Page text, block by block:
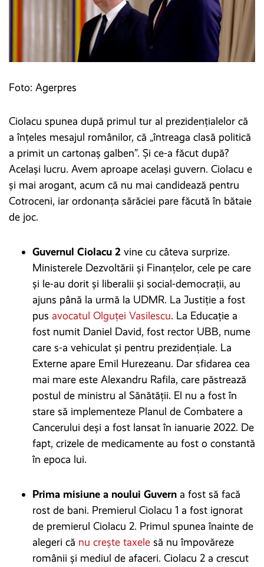
Foto: Agerpres
Ciolacu spunea după primul tur al prezidențialelor că
a înțeles mesajul românilor, că „întreaga clasă politică
a primit un cartonaș galben”. Și ce-a făcut după?
Același lucru. Avem aproape același guvern. Ciolacu e
și mai arogant, acum că nu mai candidează pentru
Cotroceni, iar ordonanța sărăciei pare făcută în bătaie
de joc.
Guvernul Ciolacu 2 vine cu câteva surprize.
Ministerele Dezvoltării și Finanțelor, cele pe care
și le-au dorit și liberalii și social-democrații, au
ajuns până la urmă la UDMR. La Justiție a fost
pus avocatul Olguței Vasilescu. La Educație a
fost numit Daniel David, fost rector UBB, nume
care s-a vehiculat și pentru prezidențiale. La
Externe apare Emil Hurezeanu. Dar sfidarea cea
mai mare este Alexandru Rafila, care păstrează
postul de ministru al Sănătății. El nu a fost în
stare să implementeze Planul de Combatere a
Cancerului deși a fost lansat în ianuarie 2022. De
fapt, crizele de medicamente au fost o constantă
în epoca lui.
Prima misiune a noului Guvern a fost să facă
rost de bani. Premierul Ciolacu 1 a fost ignorat
de premierul Ciolacu 2. Primul spunea înainte de
alegeri că nu crește taxele să nu împovăreze
românii și mediul de afaceri. Ciolacu 2 a crescut